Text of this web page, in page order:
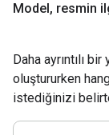
Model, resmin
Daha ayrıntılı
oluştururken
istediğinizi